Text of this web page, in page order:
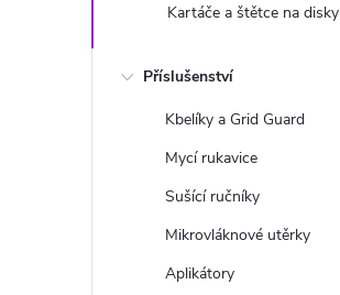
Kartáče a štětce na disky
Příslušenství
Kbelíky a Grid Guard
Mycí rukavice
Sušící ručníky
Mikrovláknové utěrky
Aplikátory